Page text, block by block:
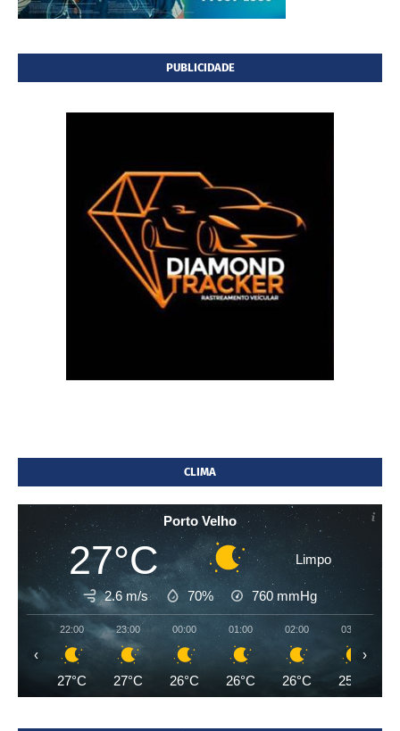
PUBLICIDADE
CLIMA
Porto Velho
27°C Limpo
2.6 m/s 70% 760 mmHg
22:00
27°C
23:00
27°C
00:00
26°C
01:00
26°C
02:00
26°C
03:00
25°C
‹ ›